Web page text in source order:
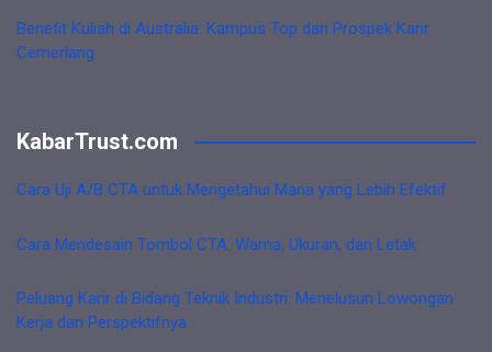
Benefit Kuliah di Australia: Kampus Top dan Prospek Karir
Cemerlang
KabarTrust.com
Cara Uji A/B CTA untuk Mengetahui Mana yang Lebih Efektif
Cara Mendesain Tombol CTA: Warna, Ukuran, dan Letak
Peluang Karir di Bidang Teknik Industri: Menelusuri Lowongan
Kerja dan Perspektifnya